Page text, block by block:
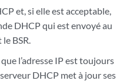
et, si elle est acceptable,
DHCP qui est envoyé au
BSR.
l’adresse IP est toujours
serveur DHCP met à jour ses